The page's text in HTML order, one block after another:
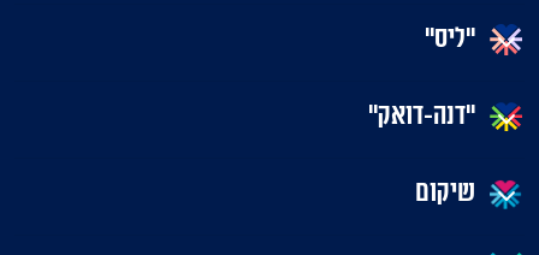
"ליס"
"דנה-דואק"
שיקום